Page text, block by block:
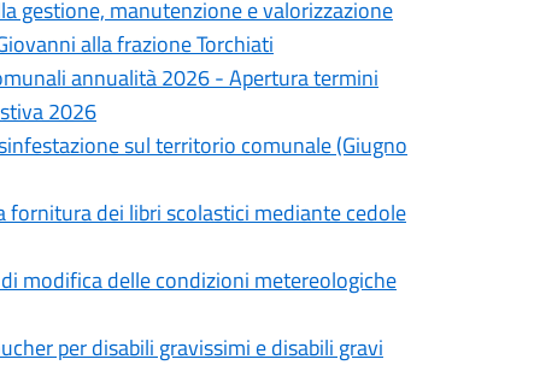
gestione, manutenzione e valorizzazione
alla frazione Torchiati
annualità 2026 - Apertura termini
2026
sul territorio comunale (Giugno
dei libri scolastici mediante cedole
modifica delle condizioni metereologiche
per disabili gravissimi e disabili gravi